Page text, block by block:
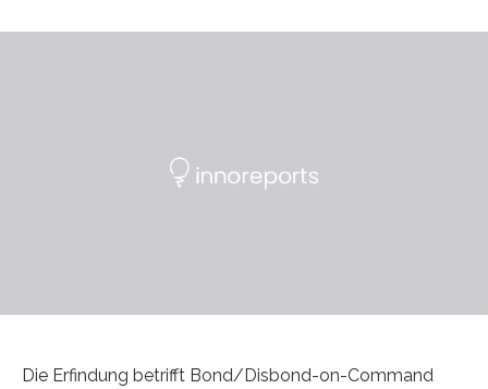
Die Erfindung betrifft Bond/Disbond-on-Command